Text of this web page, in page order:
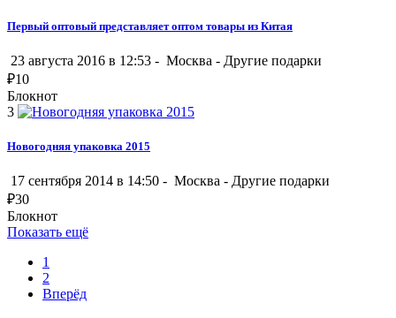
Первый оптовый представляет оптом товары из Китая
23 августа 2016 в 12:53 - Москва - Другие подарки
₽10
Блокнот
3
Новогодняя упаковка 2015
17 сентября 2014 в 14:50 - Москва - Другие подарки
₽30
Блокнот
Показать ещё
1
2
Вперёд